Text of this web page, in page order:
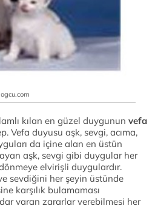
kılan en güzel duygunun vefa
Vefa duyusu aşk, sevgi, acıma,
da içine alan en üstün
aşk, sevgi gibi duygular her
elvirişli duygulardır.
sevdiğini her şeyin üstünde
karşılık bulamaması
varan zararlar verebilmesi her